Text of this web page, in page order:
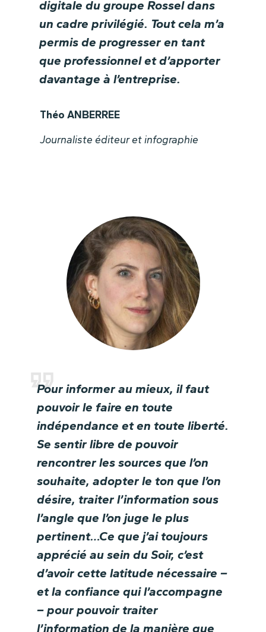
digitale du groupe Rossel dans
un cadre privilégié. Tout cela m’a
permis de progresser en tant
que professionnel et d’apporter
davantage à l’entreprise.
Théo ANBERREE
Journaliste éditeur et infographie
Pour informer au mieux, il faut
pouvoir le faire en toute
indépendance et en toute liberté.
Se sentir libre de pouvoir
rencontrer les sources que l’on
souhaite, adopter le ton que l’on
désire, traiter l’information sous
l’angle que l’on juge le plus
pertinent…Ce que j’ai toujours
apprécié au sein du Soir, c’est
d’avoir cette latitude nécessaire –
et la confiance qui l’accompagne
– pour pouvoir traiter
l’information de la manière que